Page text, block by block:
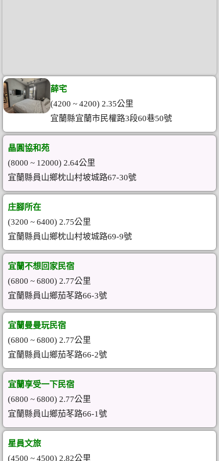
薛宅
(4200 ~ 4200) 2.35公里
宜蘭縣宜蘭市民權路3段60巷50號
晶圓協和苑
(8000 ~ 12000) 2.64公里
宜蘭縣員山鄉枕山村坡城路67-30號
庄腳所在
(3200 ~ 6400) 2.75公里
宜蘭縣員山鄉枕山村坡城路69-9號
宜蘭不想回家民宿
(6800 ~ 6800) 2.77公里
宜蘭縣員山鄉茄苳路66-3號
宜蘭曼曼玩民宿
(6800 ~ 6800) 2.77公里
宜蘭縣員山鄉茄苳路66-2號
宜蘭享受一下民宿
(6800 ~ 6800) 2.77公里
宜蘭縣員山鄉茄苳路66-1號
星員文旅
(4500 ~ 4500) 2.82公里